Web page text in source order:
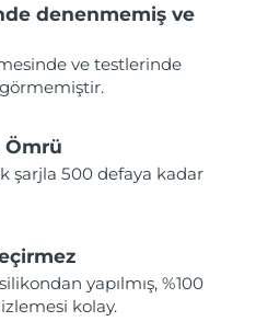
denenmemiş ve
ve testlerinde
Ömrü
şarjla 500 defaya kadar
yapılmış, %100
kolay.